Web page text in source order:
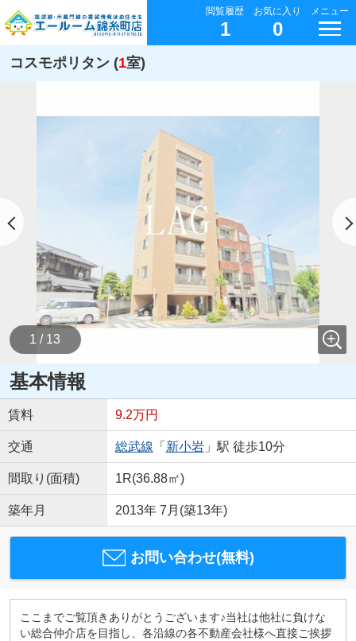
閲覧履歴
1
お気に入り
0
メニュー
コスモポリタン (1室)
1 / 13
基本情報
賃料 9.2万円
交通 総武線 「 新小岩」駅 徒歩10分
間取り(面積) 1R(36.88㎡)
築年月 2013年 7月(築13年)
お問い合わせ(無料)
ここまでご覧頂きありがとうございます♪当社は他社に負けな
い総合仲介店を目指し、各沿線の各不動産会社様へ直接ご挨拶